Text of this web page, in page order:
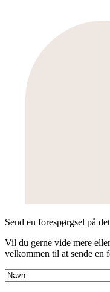
Send en forespørgsel på
Vil du gerne vide mere
velkommen til at sende en
Navn